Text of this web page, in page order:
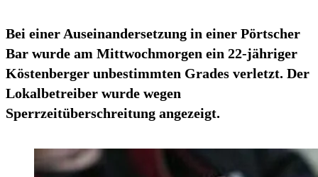
Bei einer Auseinandersetzung in einer Pörtscher
Bar wurde am Mittwochmorgen ein 22-jähriger
Köstenberger unbestimmten Grades verletzt. Der
Lokalbetreiber wurde wegen
Sperrzeitüberschreitung angezeigt.